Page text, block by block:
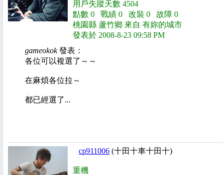
用戶失蹤天數 4504
點數 0 戰績 0 改裝 0 故障 0
桃園縣 蘆竹鄉 來自 有妳的城市
發表於 2008-8-23 09:58 PM
gameokok發表：
各位可以複選了～～
在麻煩各位拉～
都已經選了...
cp911006 (十田十車十田十)
重機